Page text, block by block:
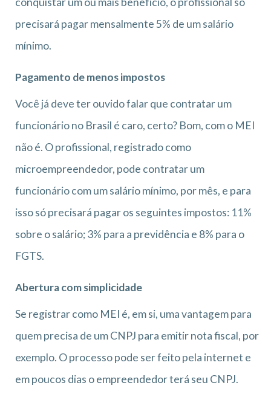
precisará pagar mensalmente 5% de um salário
mínimo.
Pagamento de menos impostos
Você já deve ter ouvido falar que contratar um
funcionário no Brasil é caro, certo? Bom, com o MEI
não é. O profissional, registrado como
microempreendedor, pode contratar um
funcionário com um salário mínimo, por mês, e para
isso só precisará pagar os seguintes impostos: 11%
sobre o salário; 3% para a previdência e 8% para o
FGTS.
Abertura com simplicidade
Se registrar como MEI é, em si, uma vantagem para
quem precisa de um CNPJ para emitir nota fiscal, por
exemplo. O processo pode ser feito pela internet e
em poucos dias o empreendedor terá seu CNPJ.